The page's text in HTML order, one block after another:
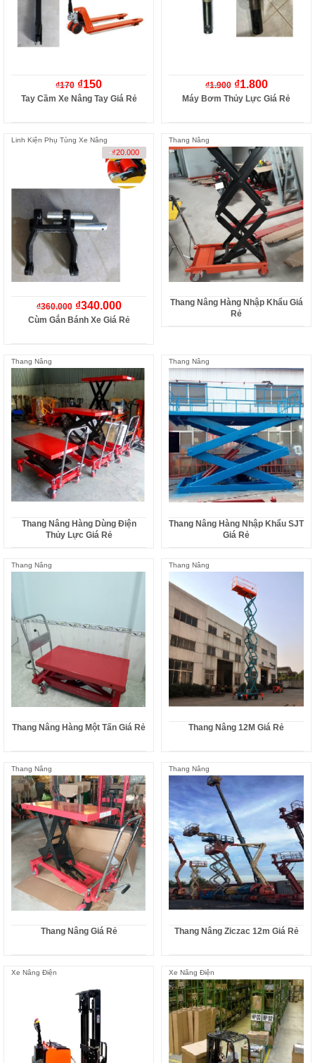
₫170 ₫150
Tay Cầm Xe Nâng Tay Giá Rẻ
₫1.900 ₫1.800
Máy Bơm Thủy Lực Giá Rẻ
Linh Kiện Phụ Tùng Xe Nâng
-₫20.000
₫360.000 ₫340.000
Cùm Gắn Bánh Xe Giá Rẻ
Thang Nâng
Thang Nâng Hàng Nhập Khẩu Giá
Rẻ
Thang Nâng
Thang Nâng Hàng Dùng Điện
Thủy Lực Giá Rẻ
Thang Nâng
Thang Nâng Hàng Nhập Khẩu SJT
Giá Rẻ
Thang Nâng
Thang Nâng Hàng Một Tấn Giá Rẻ
Thang Nâng
Thang Nâng 12M Giá Rẻ
Thang Nâng
Thang Nâng Giá Rẻ
Thang Nâng
Thang Nâng Ziczac 12m Giá Rẻ
Xe Nâng Điện Xe Nâng Điện